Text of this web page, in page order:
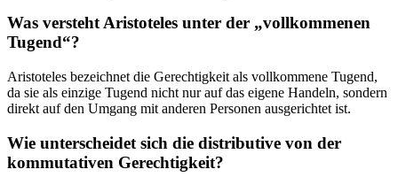
Was versteht Aristoteles unter der „vollkommenen
Tugend“?
Aristoteles bezeichnet die Gerechtigkeit als vollkommene Tugend,
da sie als einzige Tugend nicht nur auf das eigene Handeln, sondern
direkt auf den Umgang mit anderen Personen ausgerichtet ist.
Wie unterscheidet sich die distributive von der
kommutativen Gerechtigkeit?